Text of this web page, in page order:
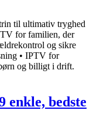
til ultimativ tryghed
for familien, der
og sikre
• IPTV for
og billigt i drift.
enkle, bedste